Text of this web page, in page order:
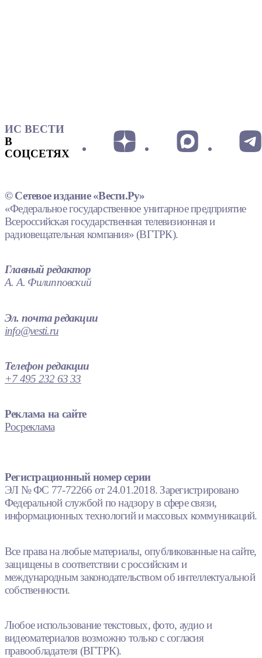
ИС ВЕСТИ
В
СОЦСЕТЯХ
© Сетевое издание «Вести.Ру»
«Федеральное государственное унитарное предприятие
Всероссийская государственная телевизионная и
радиовещательная компания» (ВГТРК).
Главный редактор
А. А. Филипповский
Эл. почта редакции
info@vesti.ru
Телефон редакции
+7 495 232 63 33
Реклама на сайте
Росреклама
Регистрационный номер серии
ЭЛ № ФС 77-72266 от 24.01.2018. Зарегистрировано
Федеральной службой по надзору в сфере связи,
информационных технологий и массовых коммуникаций.
Все права на любые материалы, опубликованные на сайте,
защищены в соответствии с российским и
международным законодательством об интеллектуальной
собственности.
Любое использование текстовых, фото, аудио и
видеоматериалов возможно только с согласия
правообладателя (ВГТРК).